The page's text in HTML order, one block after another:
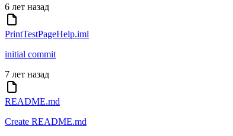
6 лет назад
PrintTestPageHelp.iml
initial commit
7 лет назад
README.md
Create README.md